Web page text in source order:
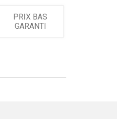
PRIX BAS
GARANTI